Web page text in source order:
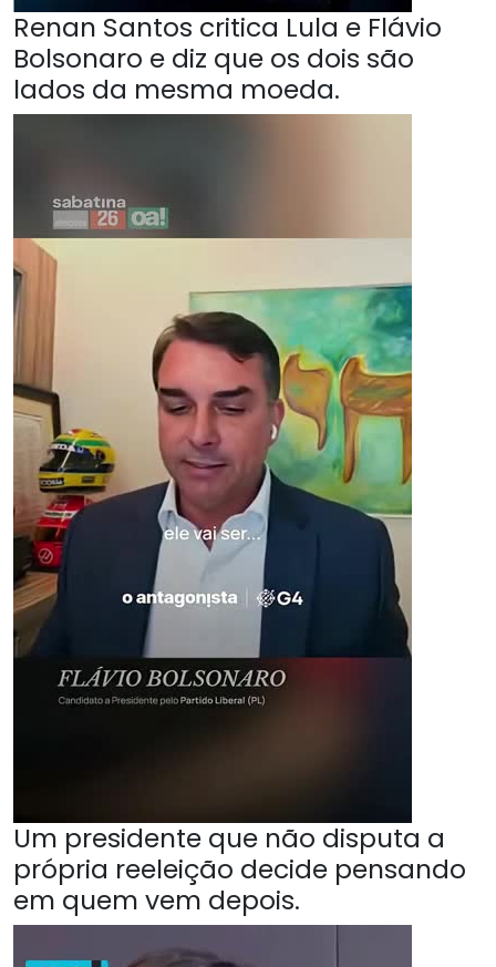
Renan Santos critica Lula e Flávio
Bolsonaro e diz que os dois são
lados da mesma moeda.
Um presidente que não disputa a
própria reeleição decide pensando
em quem vem depois.